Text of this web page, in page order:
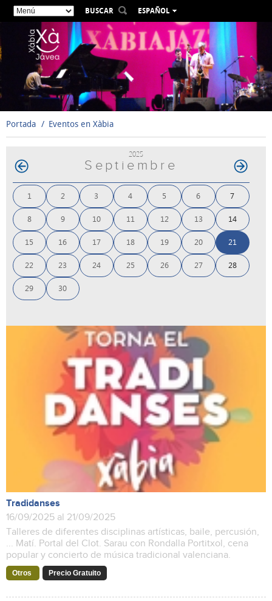
BUSCAR
ESPAÑOL
VALENCIÀ
ENGLISH
DEUTSCH
РУССКИЙ
Portada Eventos en Xàbia
2025
Septiembre
1 2 3 4 5 6 7
8 9 10 11 12 13 14
15 16 17 18 19 20 21
22 23 24 25 26 27 28
29 30
Tradidanses
16/09/2025 al 21/09/2025
Talleres de diferentes disciplinas artísticas, baile, percusión,
... Matí. Portal del Clot. Sarau con Rondalla Portitxol, cena
popular y concierto de música tradicional valenciana.
Otros Precio Gratuito